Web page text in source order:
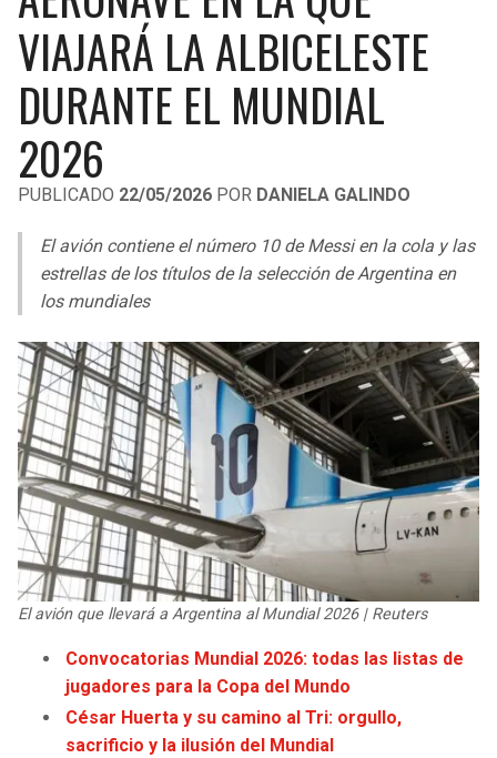
LIGA DE EXPANSIÓN MX
LEAGUES CUP
UEFA EUROPA LEAGUE
UEFA CONFERENCE LEAGUE
COPA LIBERTADORES
LIGA BETPLAY
OTRAS LIGAS
RAIDERS
CHARGERS
RAVENS
STEELERS
TEXANS
COLTS
JAGUARS
TITANS
GIANTS
EAGLES
CAVALIERS
PISTONS
PACERS
HORNETS
HEAT
MAGIC
WIZARDS
WARRIORS
LAKERS
SUNS
VIAJARÁ LA ALBICELESTE
DURANTE EL MUNDIAL
2026
PUBLICADO 22/05/2026 POR DANIELA GALINDO
El avión contiene el número 10 de Messi en la cola y las
estrellas de los títulos de la selección de Argentina en
los mundiales
El avión que llevará a Argentina al Mundial 2026 | Reuters
Convocatorias Mundial 2026: todas las listas de
jugadores para la Copa del Mundo
César Huerta y su camino al Tri: orgullo,
sacrificio y la ilusión del Mundial